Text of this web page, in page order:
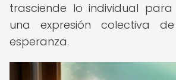
trasciende lo individual para
una expresión colectiva
esperanza.